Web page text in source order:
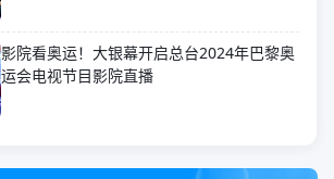
影院看奥运！大银幕开启总台2024年巴黎奥
运会电视节目影院直播